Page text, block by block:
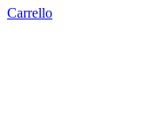
Carrello